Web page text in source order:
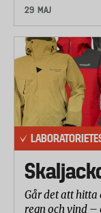
29 MAJ
Går det att hitta
regn och vind –